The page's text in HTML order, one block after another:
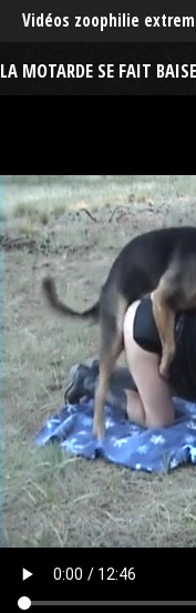
Vidéos zoophilie
LA MOTARDE SE FAIT